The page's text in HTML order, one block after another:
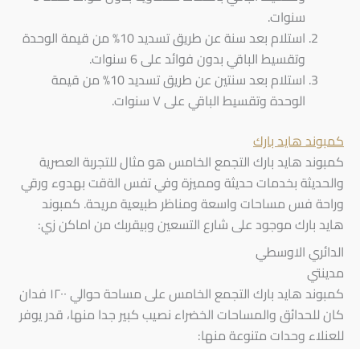
سنوات.
استلام بعد سنة عن طريق تسديد 10% من قيمة الوحدة
وتقسيط الباقي بدون فوائد على 6 سنوات.
استلام بعد سنتين عن طريق تسديد 10% من قيمة
الوحدة وتقسيط الباقي على ٧ سنوات.
كمبوند هايد بارك
كمبوند هايد بارك التجمع الخامس هو مثال للتجربة العصرية
والحديثة بخدمات حديثة ومميزة وفي تفس الةقت بهدوء ورقي
وراحة فس مساحات واسعة ومناظر طبيعية مريحة. كمبوند
هايد بارك موجود على شارع التسعين وبيقربك من اماكن زي:
الدائري الاوسطي
مدينتي
كمبوند هايد بارك التجمع الخامس على مساحة حوالي ١٢٠٠ فدان
كان للحدائق والمساحات الخضراء نصيب كبير جدا منها، قدر يوفر
للعنلاء وحدات متنوعة منها: